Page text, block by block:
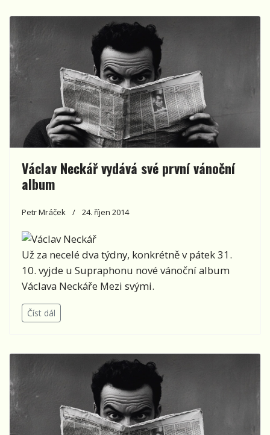
Václav Neckář vydává své první vánoční
album
Petr Mráček 24. říjen 2014
Už za necelé dva týdny, konkrétně v pátek 31.
10. vyjde u Supraphonu nové vánoční album
Václava Neckáře Mezi svými.
Číst dál